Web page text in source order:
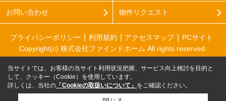
お問い合わせ 物件リクエスト
プライバシーポリシー 利用規約 アクセスマップ
PCサイト
Copyright(c) 株式会社ファインドホーム All rights reserved.
当サイトでは、お客様の当サイト利用状況把握、サービス向上検討を目的と
して、クッキー（Cookie）を使用しています。
詳しくは、当社の 「Cookieの取扱いについて」 をご確認ください。